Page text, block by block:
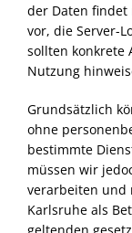
der Daten
vor, die Server-
sollten konkrete
Nutzung
Grundsätzlich
ohne
bestimmte
müssen wir
verarbeiten und
Karlsruhe als